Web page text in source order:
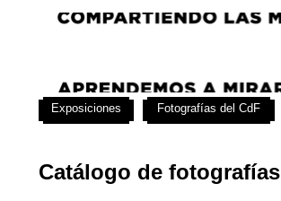
Catálogo de fotografías
Exposiciones Fotografías del CdF